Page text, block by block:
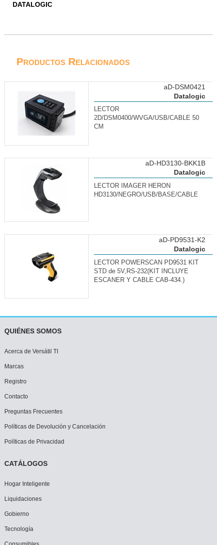
DATALOGIC
Productos Relacionados
Datalogic
aD-DSM0421
LECTOR
2D/DSM0400/WVGA/USB/CABLE 50
CM
Datalogic
aD-HD3130-BKK1B
LECTOR IMAGER HERON
HD3130/NEGRO/USB/BASE/CABLE
Datalogic
aD-PD9531-K2
LECTOR POWERSCAN PD9531 KIT
STD de 5V,RS-232(KIT INCLUYE
ESCANER Y CABLE CAB-434.)
QUIÉNES SOMOS
Acerca de Versátil TI
Marcas
Registro
Contacto
Preguntas Frecuentes
Políticas de Devolución y Cancelación
Políticas de Privacidad
CATÁLOGOS
Hogar Inteligente
Liquidaciones
Gobierno
Tecnología